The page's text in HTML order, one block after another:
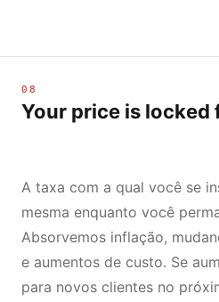
08
Your price is locked
A taxa com a qual você se
mesma enquanto você
Absorvemos inflação,
e aumentos de custo. Se
para novos clientes no